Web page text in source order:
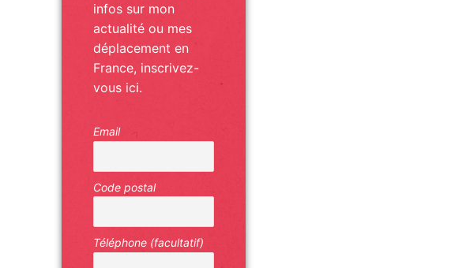
infos sur mon
actualité ou mes
déplacement en
France, inscrivez-
vous ici.
Email
Code postal
Téléphone (facultatif)